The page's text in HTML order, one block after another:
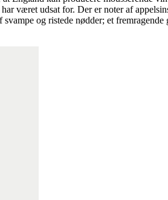
været udsat for. Der er noter af
og ristede nødder; et fremragende